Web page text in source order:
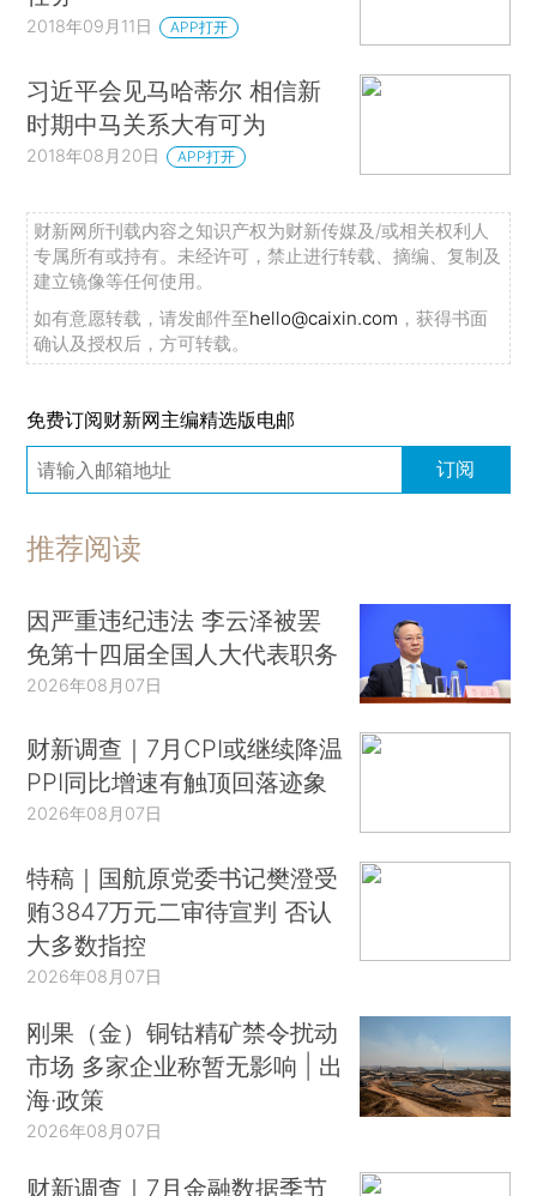
2018年09月11日 APP打开
习近平会见马哈蒂尔 相信新
时期中马关系大有可为
2018年08月20日 APP打开
财新网所刊载内容之知识产权为财新传媒及/或相关权利人
专属所有或持有。未经许可，禁止进行转载、摘编、复制及
建立镜像等任何使用。
如有意愿转载，请发邮件至hello@caixin.com ，获得书面
确认及授权后，方可转载。
免费订阅财新网主编精选版电邮
订阅
推荐阅读
因严重违纪违法 李云泽被罢
免第十四届全国人大代表职务
2026年08月07日
财新调查｜7月CPI或继续降温
PPI同比增速有触顶回落迹象
2026年08月07日
特稿｜国航原党委书记樊澄受
贿3847万元二审待宣判 否认
大多数指控
2026年08月07日
刚果（金）铜钴精矿禁令扰动
市场 多家企业称暂无影响 | 出
海·政策
2026年08月07日
财新调查｜7月金融数据季节